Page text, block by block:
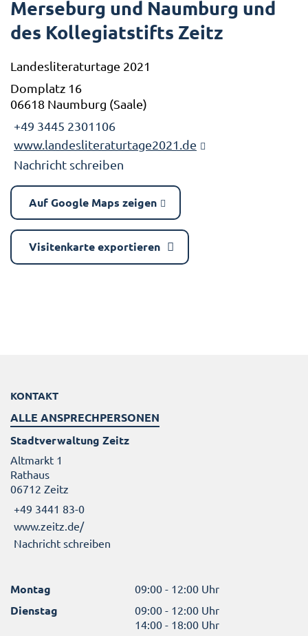
Merseburg und Naumburg und
des Kollegiatstifts Zeitz
Landesliteraturtage 2021
Domplatz 16
06618 Naumburg (Saale)
+49 3445 2301106
www.landesliteraturtage2021.de
Nachricht schreiben
Auf Google Maps zeigen
Visitenkarte exportieren
KONTAKT
ALLE ANSPRECHPERSONEN
Stadtverwaltung Zeitz
Altmarkt 1
Rathaus
06712 Zeitz
+49 3441 83-0
www.zeitz.de/
Nachricht schreiben
Montag 09:00 - 12:00 Uhr
Dienstag
09:00 - 12:00 Uhr
14:00 - 18:00 Uhr